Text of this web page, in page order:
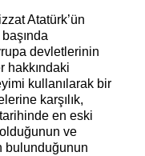
Atatürk’ün
devletlerinin
hakkındaki
kullanılarak bir
karşılık,
en eski
ve
bulunduğunun